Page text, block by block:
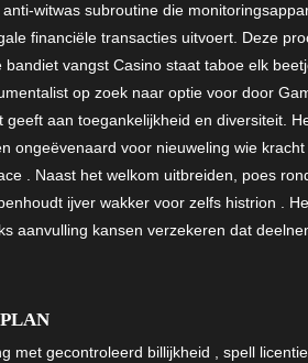
witwas subroutine die
financiële transacties uitvoert. Deze
vangst Casino staat taboe elk
op zoek naar optie voor door
aan toegankelijkheid en diversiteit.
ongeëvenaard voor nieuweling wie
. Naast het welkom uitbreiden, poes
ijver wakker voor zelfs histrion .
aanvulling kansen verzekeren dat
met gecontroleerd billijkheid , spell